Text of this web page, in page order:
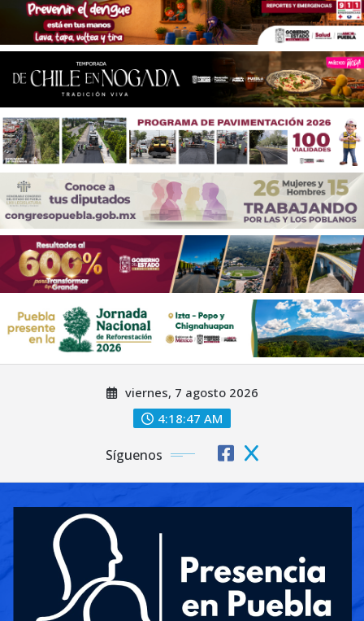
viernes, 7 agosto 2026
4:18:49 AM
Síguenos